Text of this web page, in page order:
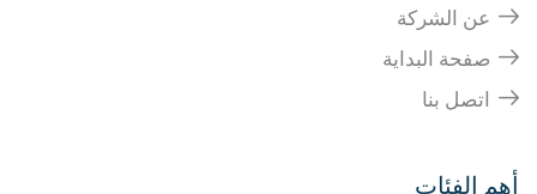
عن الشركة
صفحة البداية
اتصل بنا
أهم الفئات